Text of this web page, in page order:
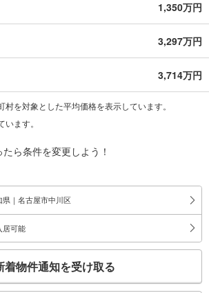
1,350万円
3,297万円
3,714万円
を対象とした平均価格を表示しています。
ます。
ら条件を変更しよう！
県｜名古屋市中川区
居可能
着物件通知を受け取る